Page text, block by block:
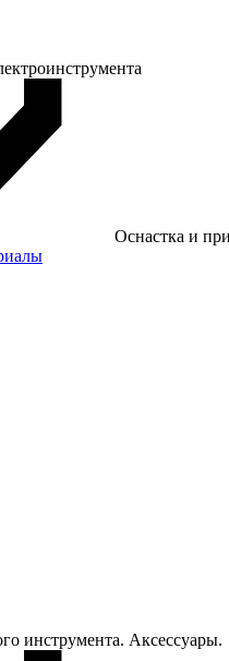
Оснастка и
инструмента. Аксессуары.